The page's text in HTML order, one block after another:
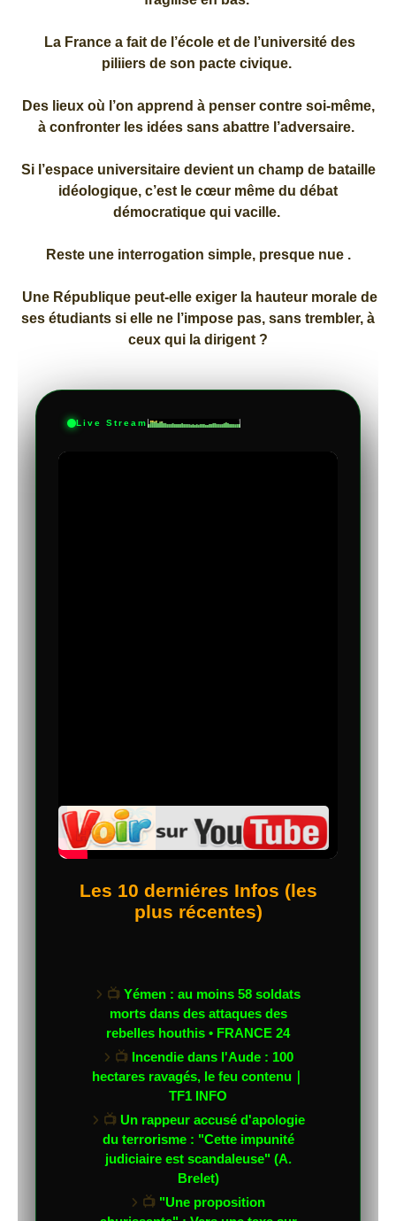
La France a fait de l’école et de l’université des
piliiers de son pacte civique.
Des lieux où l’on apprend à penser contre soi-même,
à confronter les idées sans abattre l’adversaire.
Si l’espace universitaire devient un champ de bataille
idéologique, c’est le cœur même du débat
démocratique qui vacille.
Reste une interrogation simple, presque nue .
Une République peut-elle exiger la hauteur morale de
ses étudiants si elle ne l’impose pas, sans trembler, à
ceux qui la dirigent ?
Live Stream
Les 10 derniéres Infos (les
plus récentes)
📺 Yémen : au moins 58 soldats
morts dans des attaques des
rebelles houthis • FRANCE 24
📺 Incendie dans l'Aude : 100
hectares ravagés, le feu contenu｜
TF1 INFO
📺 Un rappeur accusé d'apologie
du terrorisme : "Cette impunité
judiciaire est scandaleuse" (A.
Brelet)
📺 "Une proposition